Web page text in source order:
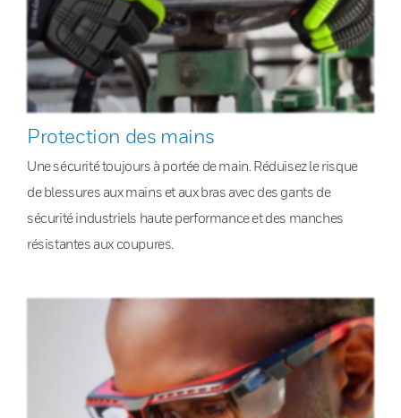
Protection des mains
Une sécurité toujours à portée de main. Réduisez le risque
de blessures aux mains et aux bras avec des gants de
sécurité industriels haute performance et des manches
résistantes aux coupures.